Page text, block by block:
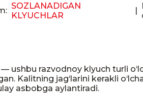
SOZLANADIGAN
KLYUCHLAR
|
— ushbu razvodnoy klyuch turli
Kalitning jag‘larini kerakli
asbobga aylantiradi.